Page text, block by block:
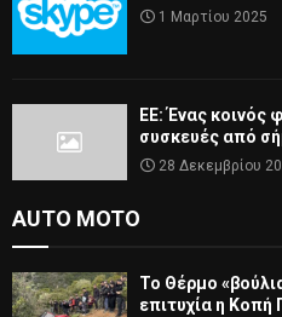
1 Μαρτίου 2025
ΕΕ: Ένας κοινός
συσκευές από
28 Δεκεμβρίου
AUTO MOTO
Το Θέρμο
επιτυχία η Κοπή